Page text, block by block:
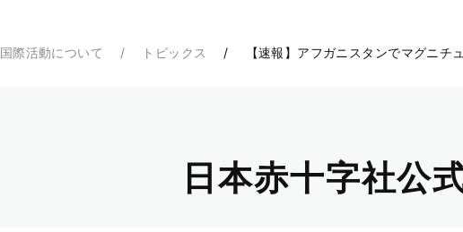
国際活動について トピックス 【速報】アフガニスタンでマグニ
日本赤十字社公